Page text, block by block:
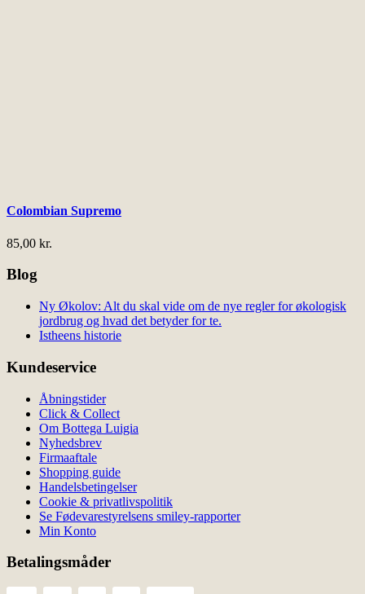
Colombian Supremo
85,00 kr.
Blog
Ny Økolov: Alt du skal vide om de nye regler for økologisk
jordbrug og hvad det betyder for te.
Istheens historie
Kundeservice
Åbningstider
Click & Collect
Om Bottega Luigia
Nyhedsbrev
Firmaaftale
Shopping guide
Handelsbetingelser
Cookie & privatlivspolitik
Se Fødevarestyrelsens smiley-rapporter
Min Konto
Betalingsmåder